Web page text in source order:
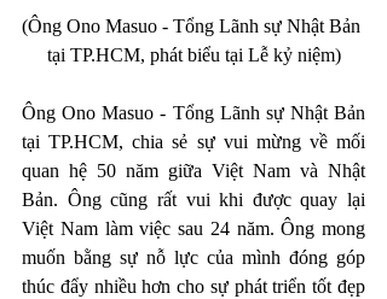
(Ông Ono Masuo - Tổng Lãnh sự Nhật Bản
tại TP.HCM, phát biểu tại Lễ kỷ niệm)
Ông Ono Masuo - Tổng Lãnh sự Nhật Bản
tại TP.HCM, chia sẻ sự vui mừng về mối
quan hệ 50 năm giữa Việt Nam và Nhật
Bản. Ông cũng rất vui khi được quay lại
Việt Nam làm việc sau 24 năm. Ông mong
muốn bằng sự nỗ lực của mình đóng góp
thúc đẩy nhiều hơn cho sự phát triển tốt đẹp